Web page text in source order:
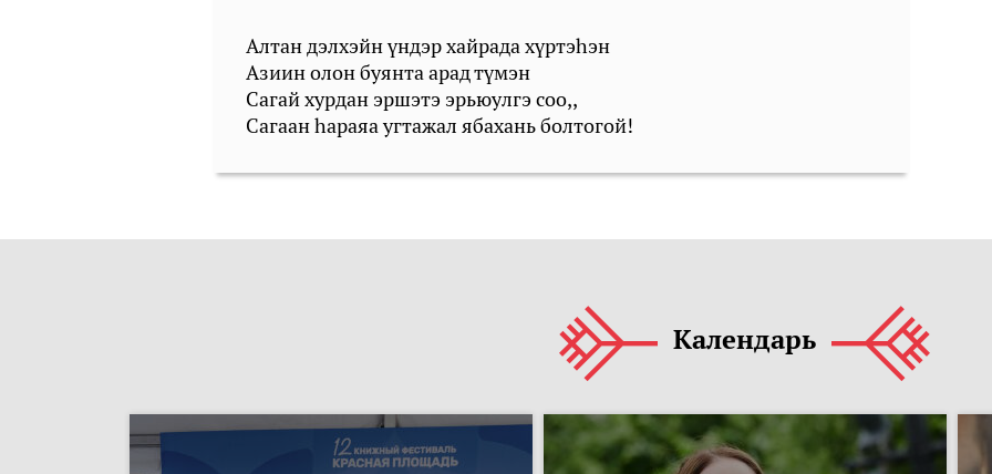
Алтан дэлхэйн үндэр хайрада хүртэһэн
Азиин олон буянта арад түмэн
Сагай хурдан эршэтэ эрьюулгэ соо,,
Сагаан һараяа угтажал ябахань болтогой!
Календарь